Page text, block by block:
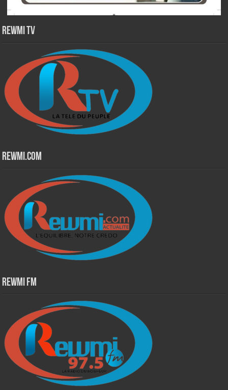
Rewmi TV
Rewmi.Com
Rewmi Fm